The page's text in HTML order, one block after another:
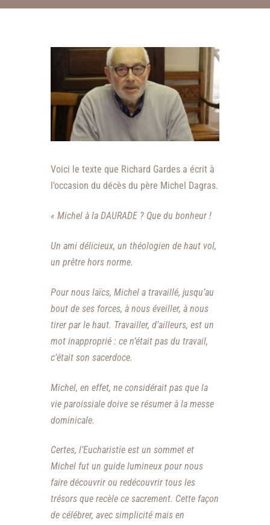
Voici le texte que Richard Gardes a écrit à
l’occasion du décès du père Michel Dagras.
« Michel à la DAURADE ? Que du bonheur !
Un ami délicieux, un théologien de haut vol,
un prêtre hors norme.
Pour nous laïcs, Michel a travaillé, jusqu’au
bout de ses forces, à nous éveiller, à nous
tirer par le haut. Travailler, d’ailleurs, est un
mot inapproprié : ce n’était pas du travail,
c’était son sacerdoce.
Michel, en effet, ne considérait pas que la
vie paroissiale doive se résumer à la messe
dominicale.
Certes, l’Eucharistie est un sommet et
Michel fut un guide lumineux pour nous
faire découvrir ou redécouvrir tous les
trésors que recèle ce sacrement. Cette façon
de célébrer, avec simplicité mais en